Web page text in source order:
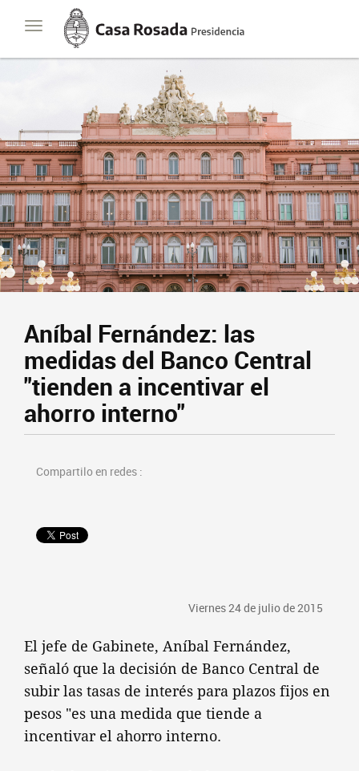
Toggle
navigation
Casa
Rosada
Presidencia
de
Aníbal Fernández: las
medidas del Banco Central
"tienden a incentivar el
ahorro interno"
Compartilo en redes :
Viernes 24 de julio de 2015
El jefe de Gabinete, Aníbal Fernández,
señaló que la decisión de Banco Central de
subir las tasas de interés para plazos fijos en
pesos "es una medida que tiende a
incentivar el ahorro interno.